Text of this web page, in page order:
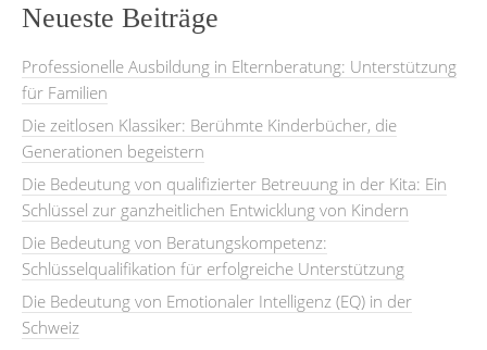
Neueste Beiträge
Professionelle Ausbildung in Elternberatung: Unterstützung
für Familien
Die zeitlosen Klassiker: Berühmte Kinderbücher, die
Generationen begeistern
Die Bedeutung von qualifizierter Betreuung in der Kita: Ein
Schlüssel zur ganzheitlichen Entwicklung von Kindern
Die Bedeutung von Beratungskompetenz:
Schlüsselqualifikation für erfolgreiche Unterstützung
Die Bedeutung von Emotionaler Intelligenz (EQ) in der
Schweiz